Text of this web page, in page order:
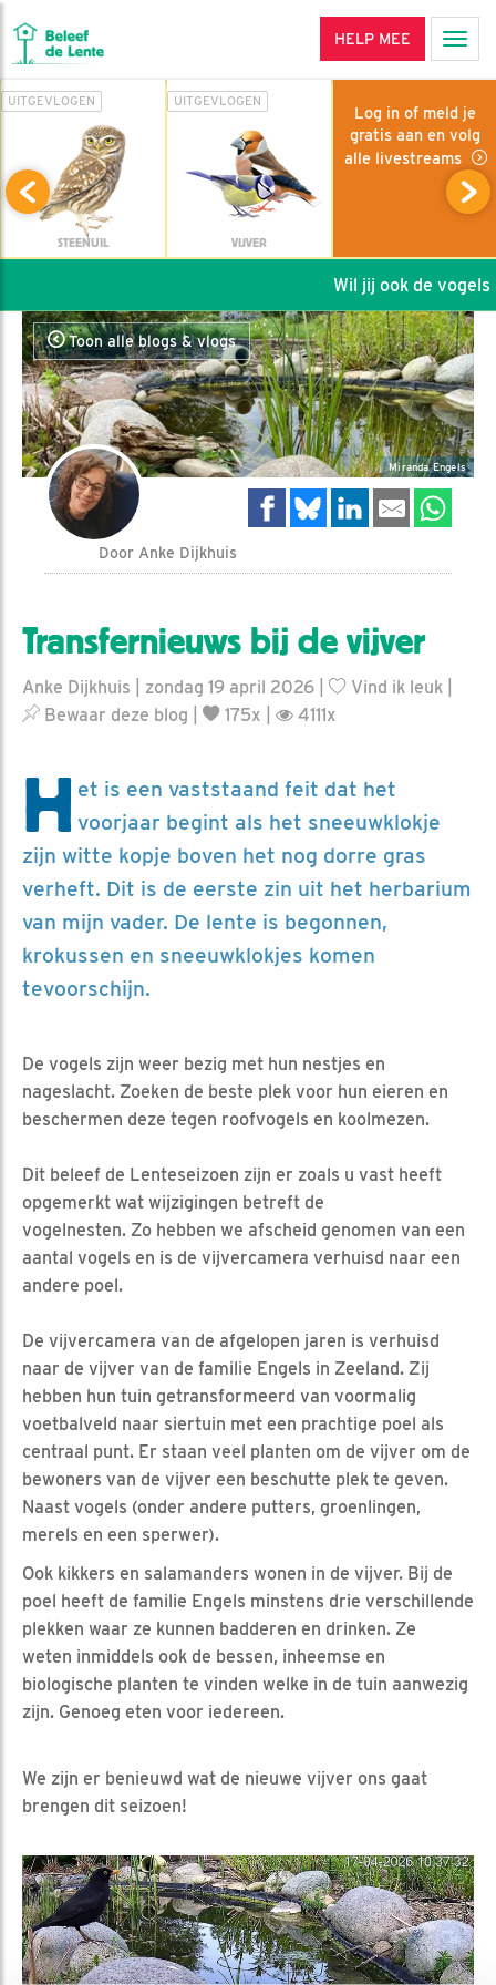
HELP MEE
UITGEVLOGEN
STEENUIL
UITGEVLOGEN
VIJVER
Log in of meld je
gratis aan en volg
alle livestreams
Wil jij ook de vogels
Toon alle blogs & vlogs
Miranda Engels
Door Anke Dijkhuis
Transfernieuws bij de vijver
Anke Dijkhuis | zondag 19 april 2026 | Vind ik leuk
Bewaar deze blog
175x | 4111x
H et is een vaststaand feit dat het
voorjaar begint als het sneeuwklokje
zijn witte kopje boven het nog dorre gras
verheft. Dit is de eerste zin uit het herbarium
van mijn vader. De lente is begonnen,
krokussen en sneeuwklokjes komen
tevoorschijn.
De vogels zijn weer bezig met hun nestjes en
nageslacht. Zoeken de beste plek voor hun eieren en
beschermen deze tegen roofvogels en koolmezen.
Dit beleef de Lenteseizoen zijn er zoals u vast heeft
opgemerkt wat wijzigingen betreft de
vogelnesten. Zo hebben we afscheid genomen van een
aantal vogels en is de vijvercamera verhuisd naar een
andere poel.
De vijvercamera van de afgelopen jaren is verhuisd
naar de vijver van de familie Engels in Zeeland. Zij
hebben hun tuin getransformeerd van voormalig
voetbalveld naar siertuin met een prachtige poel als
centraal punt. Er staan veel planten om de vijver om de
bewoners van de vijver een beschutte plek te geven.
Naast vogels (onder andere putters, groenlingen,
merels en een sperwer).
Ook kikkers en salamanders wonen in de vijver. Bij de
poel heeft de familie Engels minstens drie verschillende
plekken waar ze kunnen badderen en drinken. Ze
weten inmiddels ook de bessen, inheemse en
biologische planten te vinden welke in de tuin aanwezig
zijn. Genoeg eten voor iedereen.
We zijn er benieuwd wat de nieuwe vijver ons gaat
brengen dit seizoen!